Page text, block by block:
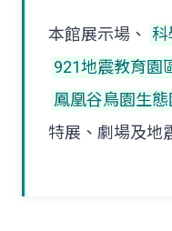
本館展示場、 科
921地震教育園
鳳凰谷鳥園生態
特展、劇場及地